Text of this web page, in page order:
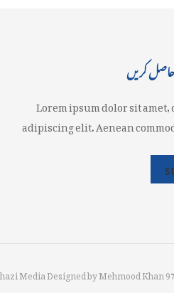
حاصل کریں
Lorem ipsum dolor sit
adipiscing elit. Aenean